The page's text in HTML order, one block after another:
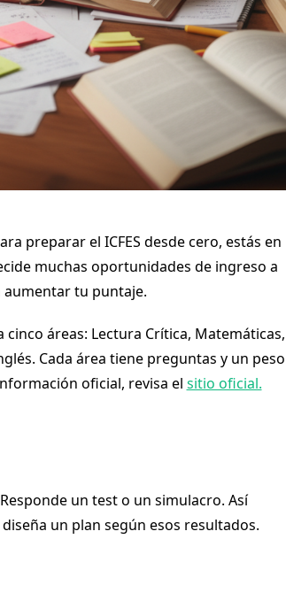
preparar el ICFES desde cero, estás en
muchas oportunidades de ingreso a
aumentar tu puntaje.
áreas: Lectura Crítica, Matemáticas,
Cada área tiene preguntas y un peso
oficial, revisa el sitio oficial.
un test o un simulacro. Así
un plan según esos resultados.